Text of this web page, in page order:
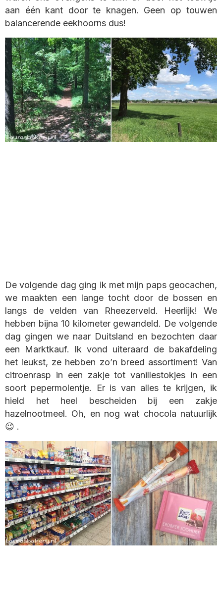
aan één kant door te knagen. Geen op touwen
balancerende eekhoorns dus!
De volgende dag ging ik met mijn paps geocachen,
we maakten een lange tocht door de bossen en
langs de velden van Rheezerveld. Heerlijk! We
hebben bijna 10 kilometer gewandeld. De volgende
dag gingen we naar Duitsland en bezochten daar
een Marktkauf. Ik vond uiteraard de bakafdeling
het leukst, ze hebben zo’n breed assortiment! Van
citroenrasp in een zakje tot vanillestokjes in een
soort pepermolentje. Er is van alles te krijgen, ik
hield het heel bescheiden bij een zakje
hazelnootmeel. Oh, en nog wat chocola natuurlijk
😉 .